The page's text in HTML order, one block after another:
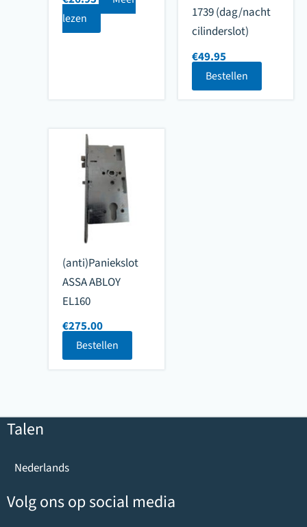
lezen
1739 (dag/nacht
cilinderslot)
€49.95
Bestellen
(anti)Paniekslot
ASSA ABLOY
EL160
€275.00
Bestellen
Talen
Nederlands
Volg ons op social media